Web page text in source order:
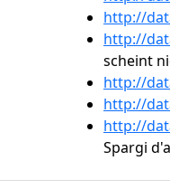
http://
http://
scheint
http://
http://
http://
Spargi